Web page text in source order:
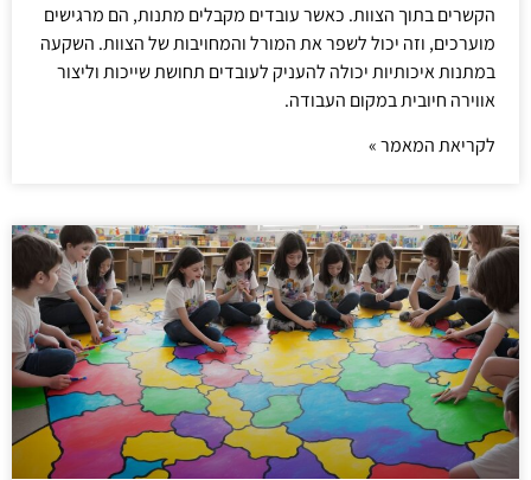
הקשרים בתוך הצוות. כאשר עובדים מקבלים מתנות, הם מרגישים
מוערכים, וזה יכול לשפר את המורל והמחויבות של הצוות. השקעה
במתנות איכותיות יכולה להעניק לעובדים תחושת שייכות וליצור
אווירה חיובית במקום העבודה.
לקריאת המאמר »